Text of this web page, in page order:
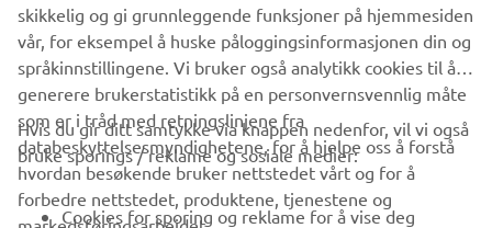
VIRKSOMHET
B2B
skikkelig og gi grunnleggende funksjoner på hjemmesiden
vår, for eksempel å huske påloggingsinformasjonen din og
språkinnstillingene. Vi bruker også analytikk cookies til å
generere brukerstatistikk på en personvernsvennlig måte
som er i tråd med retningslinjene fra
databeskyttelsesmyndighetene, for å hjelpe oss å forstå
hvordan besøkende bruker nettstedet vårt og for å
forbedre nettstedet, produktene, tjenestene og
Hvis du gir ditt samtykke via knappen nedenfor, vil vi også
bruke sporings / reklame og sosiale medier:
Cookies for sporing og reklame for å vise deg